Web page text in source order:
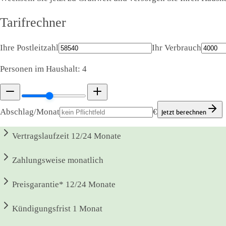
Tarifrechner
Ihre Postleitzahl Ihr Verbrauch
Personen im Haushalt: 4
Abschlag/Monat € Jetzt berechnen
Vertragslaufzeit 12/24 Monate
Zahlungsweise monatlich
Preisgarantie* 12/24 Monate
Kündigungsfrist 1 Monat